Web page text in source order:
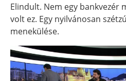
Elindult. Nem egy bankvezér
volt ez. Egy nyilvánosan
menekülése.